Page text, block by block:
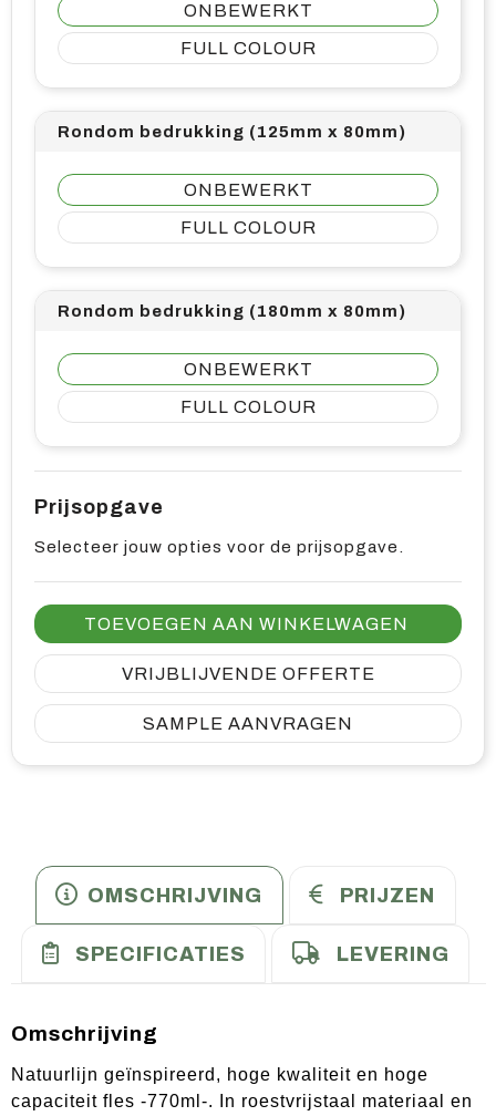
ONBEWERKT
FULL COLOUR
Rondom bedrukking (125mm x 80mm)
ONBEWERKT
FULL COLOUR
Rondom bedrukking (180mm x 80mm)
ONBEWERKT
FULL COLOUR
Prijsopgave
Selecteer jouw opties voor de prijsopgave.
TOEVOEGEN AAN WINKELWAGEN
VRIJBLIJVENDE OFFERTE
SAMPLE AANVRAGEN
OMSCHRIJVING PRIJZEN
SPECIFICATIES LEVERING
Omschrijving
Natuurlijn geïnspireerd, hoge kwaliteit en hoge
capaciteit fles -770ml-. In roestvrijstaal materiaal en